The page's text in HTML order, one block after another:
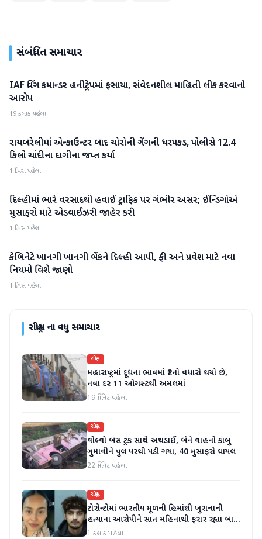
સંબંધિત સમાચાર
રાષ્ટ્રીય
IAF વિંગ કમાન્ડર હનીટ્રેપમાં ફસાયા, સંવેદનશીલ માહિતી લીક કરવાનો
આરોપ
19 કલાક પહેલા
રાષ્ટ્રીય
રાયબરેલીમાં એન્કાઉન્ટર બાદ ચોરોની ગેંગની ધરપકડ, પોલીસે 12.4
કિલો ચાંદીના દાગીના જપ્ત કર્યા
1 દિવસ પહેલા
રાષ્ટ્રીય
દિલ્હીમાં ભારે વરસાદથી હવાઈ ટ્રાફિક પર ગંભીર અસર; ઈન્ડિગોએ
મુસાફરો માટે એડવાઈઝરી જાહેર કરી
1 દિવસ પહેલા
રાષ્ટ્રીય
કેબિનેટે ખાનગી ખાનગી બેંકને દિલ્હી આપી, ફી અને પ્રવેશ માટે નવા
નિયમો વિશે જાણો
1 દિવસ પહેલા
રાષ્ટ્રીયના વધુ સમાચાર
રાષ્ટ્રીય
મહારાષ્ટ્રમાં દૂધના ભાવમાં ₹2નો વધારો થયો છે,
નવા દર 11 ઓગસ્ટથી અમલમાં
19 મિનિટ પહેલા
રાષ્ટ્રીય
વોલ્વો બસ ટ્રક સાથે અથડાઈ, બંને વાહનો કાબુ
ગુમાવીને પુલ પરથી પડી ગયા, 40 મુસાફરો ઘાયલ
22 મિનિટ પહેલા
રાષ્ટ્રીય
ટોરોન્ટોમાં ભારતીય મૂળની હિમાંશી ખુરાનાની
હત્યાના આરોપીને સાત મહિનાથી ફરાર રહ્યા બાદ
ધરપકડ કરવામાં આવી
1 કલાક પહેલા